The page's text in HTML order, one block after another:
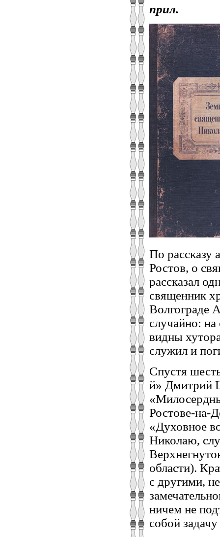
прил.
По рассказу
Ростов, о
рассказал
священник
Волгограде
случайно:
видны
служил и
Спустя
й» Дмитрий
Ростове-на-
«Духовное
Николаю,
области).
с другими,
ничем не
собой